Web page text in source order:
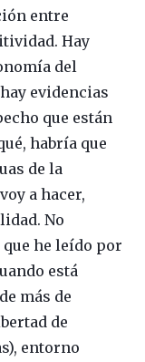
entre
Hay
del
evidencias
que están
habría que
de la
a hacer,
No
he leído por
está
más de
de
entorno